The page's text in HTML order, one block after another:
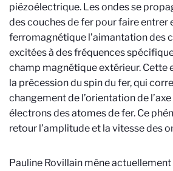
piézoélectrique. Les ondes se
des couches de fer pour faire entrer
ferromagnétique l’aimantation des
excitées à des fréquences
champ magnétique extérieur. Cette
la précession du spin du fer, qui
changement de l’orientation de
électrons des atomes de fer. Ce
retour l’amplitude et la vitesse des
Pauline Rovillain mène